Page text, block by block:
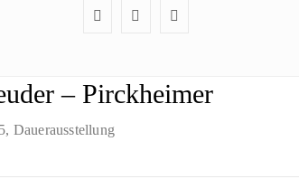
– Pirckheimer
, Dauerausstellung